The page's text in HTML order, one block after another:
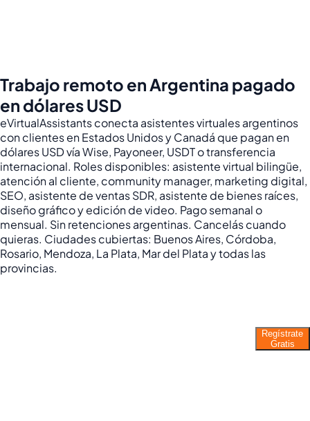
Trabajo remoto en Argentina pagado
en dólares USD
eVirtualAssistants conecta asistentes virtuales argentinos
con clientes en Estados Unidos y Canadá que pagan en
dólares USD vía Wise, Payoneer, USDT o transferencia
internacional. Roles disponibles: asistente virtual bilingüe,
atención al cliente, community manager, marketing digital,
SEO, asistente de ventas SDR, asistente de bienes raíces,
diseño gráfico y edición de video. Pago semanal o
mensual. Sin retenciones argentinas. Cancelás cuando
quieras. Ciudades cubiertas: Buenos Aires, Córdoba,
Rosario, Mendoza, La Plata, Mar del Plata y todas las
provincias.
Regístrate
Gratis